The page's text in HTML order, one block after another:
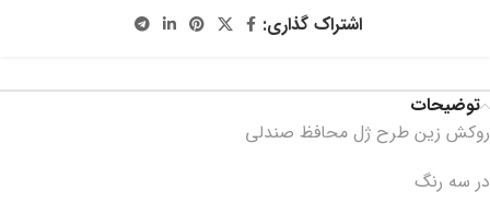
اشتراک گذاری:
توضیحات
روکش زین طرح ژل محافظ صندلی
در سه رنگ